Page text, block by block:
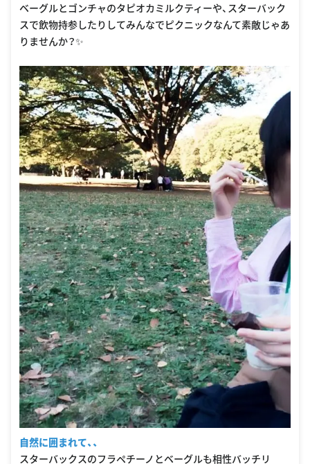
ベーグルとゴンチャのタピオカミルクティーや、スターバック
スで飲物持参したりしてみんなでピクニックなんて素敵じゃあ
りませんか？✨
自然に囲まれて、、
スターバックスのフラペチーノとベーグルも相性バッチリ